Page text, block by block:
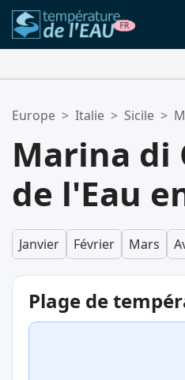
Votre liste de favoris est
Europe > Italie > Sicile >
Marina di
de l'Eau
Janvier Février Mars
Plage de